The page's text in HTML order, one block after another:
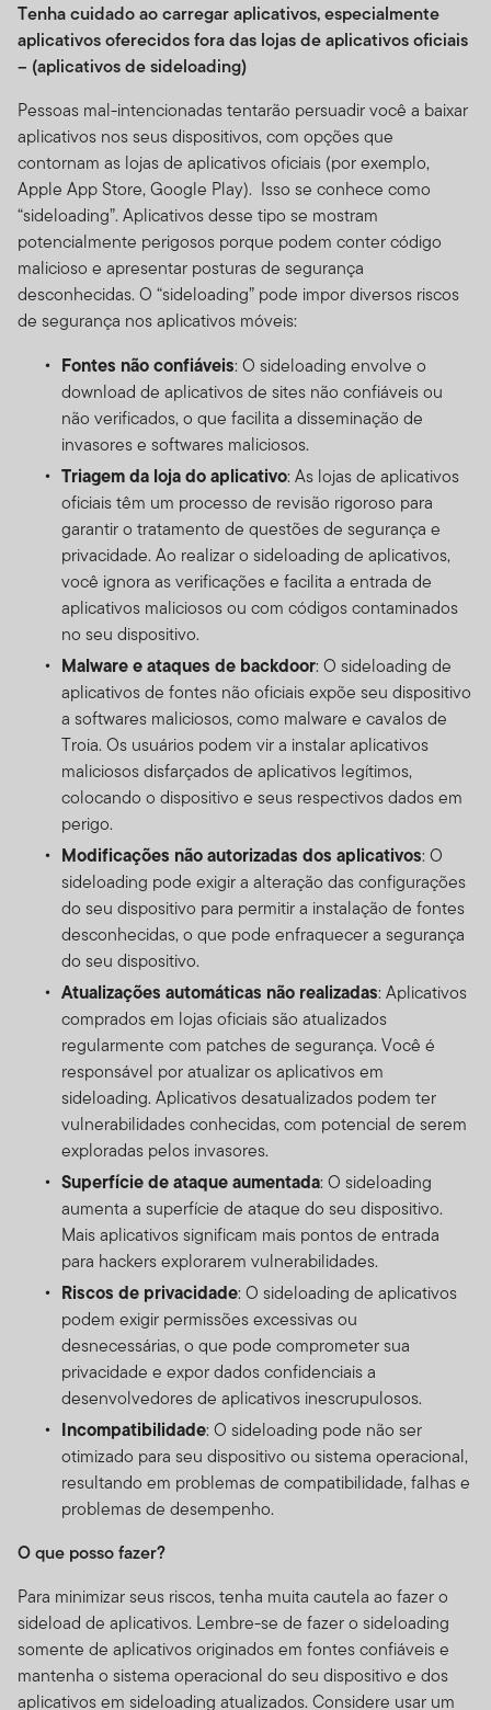
Tenha cuidado ao carregar aplicativos, especialmente
aplicativos oferecidos fora das lojas de aplicativos oficiais
– (aplicativos de sideloading)
Pessoas mal-intencionadas tentarão persuadir você a baixar
aplicativos nos seus dispositivos, com opções que
contornam as lojas de aplicativos oficiais (por exemplo,
Apple App Store, Google Play). Isso se conhece como
“sideloading”. Aplicativos desse tipo se mostram
potencialmente perigosos porque podem conter código
malicioso e apresentar posturas de segurança
desconhecidas. O “sideloading” pode impor diversos riscos
de segurança nos aplicativos móveis:
Fontes não confiáveis: O sideloading envolve o
download de aplicativos de sites não confiáveis ​​ou
não verificados, o que facilita a disseminação de
invasores e softwares maliciosos.
Triagem da loja do aplicativo: As lojas de aplicativos
oficiais têm um processo de revisão rigoroso para
garantir o tratamento de questões de segurança e
privacidade. Ao realizar o sideloading de aplicativos,
você ignora as verificações e facilita a entrada de
aplicativos maliciosos ou com códigos contaminados
no seu dispositivo.
Malware e ataques de backdoor: O sideloading de
aplicativos de fontes não oficiais expõe seu dispositivo
a softwares maliciosos, como malware e cavalos de
Troia. Os usuários podem vir a instalar aplicativos
maliciosos disfarçados de aplicativos legítimos,
colocando o dispositivo e seus respectivos dados em
perigo.
Modificações não autorizadas dos aplicativos: O
sideloading pode exigir a alteração das configurações
do seu dispositivo para permitir a instalação de fontes
desconhecidas, o que pode enfraquecer a segurança
do seu dispositivo.
Atualizações automáticas não realizadas: Aplicativos
comprados em lojas oficiais são atualizados
regularmente com patches de segurança. Você é
responsável por atualizar os aplicativos em
sideloading. Aplicativos desatualizados podem ter
vulnerabilidades conhecidas, com potencial de serem
exploradas pelos invasores.
Superfície de ataque aumentada: O sideloading
aumenta a superfície de ataque do seu dispositivo.
Mais aplicativos significam mais pontos de entrada
para hackers explorarem vulnerabilidades.
Riscos de privacidade: O sideloading de aplicativos
podem exigir permissões excessivas ou
desnecessárias, o que pode comprometer sua
privacidade e expor dados confidenciais a
desenvolvedores de aplicativos inescrupulosos.
Incompatibilidade: O sideloading pode não ser
otimizado para seu dispositivo ou sistema operacional,
resultando em problemas de compatibilidade, falhas e
problemas de desempenho.
O que posso fazer?
Para minimizar seus riscos, tenha muita cautela ao fazer o
sideload de aplicativos. Lembre-se de fazer o sideloading
somente de aplicativos originados em fontes confiáveis ​​e
mantenha o sistema operacional do seu dispositivo e dos
aplicativos em sideloading atualizados. Considere usar um